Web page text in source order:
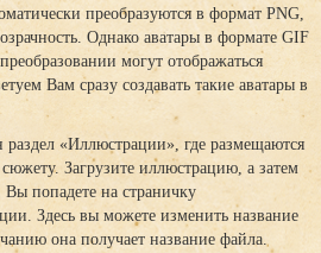
преобразуются в формат PNG,
Однако аватары в формате GIF
могут отображаться
Вам сразу создавать такие аватары в
«Иллюстрации», где размещаются
Загрузите иллюстрацию, а затем
попадете на страничку
Здесь вы можете изменить название
она получает название файла.